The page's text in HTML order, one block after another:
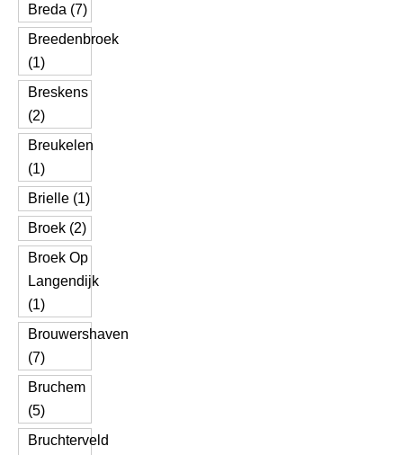
Breda (7)
Breedenbroek
(1)
Breskens
(2)
Breukelen
(1)
Brielle (1)
Broek (2)
Broek Op
Langendijk
(1)
Brouwershaven
(7)
Bruchem
(5)
Bruchterveld